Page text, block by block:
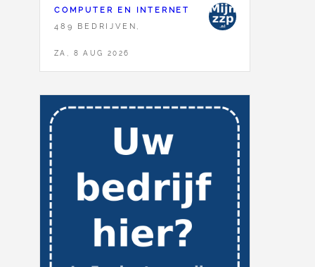
COMPUTER EN INTERNET
489 BEDRIJVEN,
ZA, 8 AUG 2026